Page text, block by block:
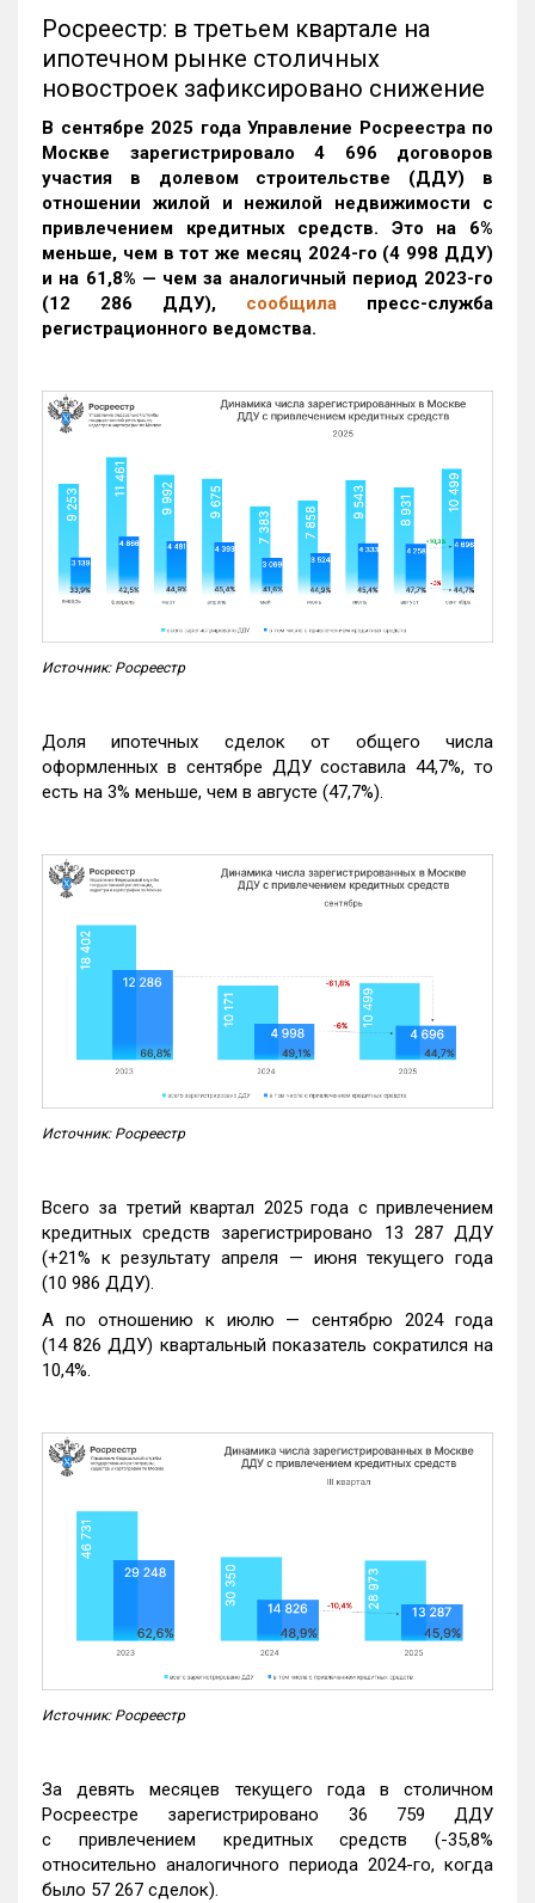
Росреестр: в третьем квартале на
ипотечном рынке столичных
новостроек зафиксировано снижение
В сентябре 2025 года Управление Росреестра по
Москве зарегистрировало 4 696 договоров
участия в долевом строительстве (ДДУ) в
отношении жилой и нежилой недвижимости с
привлечением кредитных средств. Это на 6%
меньше, чем в тот же месяц 2024-го (4 998 ДДУ)
и на 61,8% — чем за аналогичный период 2023-го
(12 286 ДДУ), сообщила пресс-служба
регистрационного ведомства.
Источник: Росреестр
Доля ипотечных сделок от общего числа
оформленных в сентябре ДДУ составила 44,7%, то
есть на 3% меньше, чем в августе (47,7%).
Источник: Росреестр
Всего за третий квартал 2025 года с привлечением
кредитных средств зарегистрировано 13 287 ДДУ
(+21% к результату апреля — июня текущего года
(10 986 ДДУ).
А по отношению к июлю — сентябрю 2024 года
(14 826 ДДУ) квартальный показатель сократился на
10,4%.
Источник: Росреестр
За девять месяцев текущего года в столичном
Росреестре зарегистрировано 36 759 ДДУ
с привлечением кредитных средств (-35,8%
относительно аналогичного периода 2024-го, когда
было 57 267 сделок).